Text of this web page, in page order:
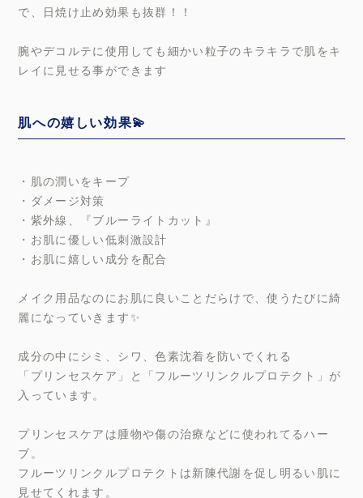
で、日焼け止め効果も抜群！！
腕やデコルテに使用しても細かい粒子のキラキラで肌をキ
レイに見せる事ができます
肌への嬉しい効果💫
・肌の潤いをキープ
・ダメージ対策
・紫外線、『ブルーライトカット』
・お肌に優しい低刺激設計
・お肌に嬉しい成分を配合
メイク用品なのにお肌に良いことだらけで、使うたびに綺
麗になっていきます✨
成分の中にシミ、シワ、色素沈着を防いでくれる
「プリンセスケア」と「フルーツリンクルプロテクト」が
入っています。
プリンセスケアは腫物や傷の治療などに使われてるハー
ブ。
フルーツリンクルプロテクトは新陳代謝を促し明るい肌に
見せてくれます。